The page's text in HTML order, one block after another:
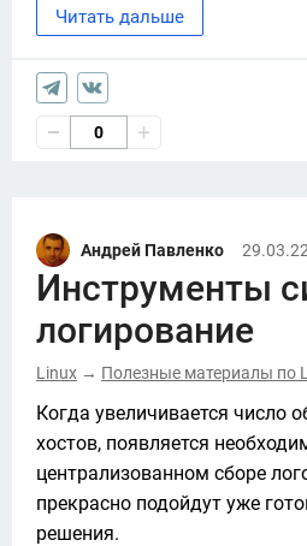
Читать дальше
0
Андрей Павленко
Инструменты
логирование
Linux → Полезные материалы по
Когда увеличивается число
хостов, появляется
централизованном сборе
прекрасно подойдут уже
решения.